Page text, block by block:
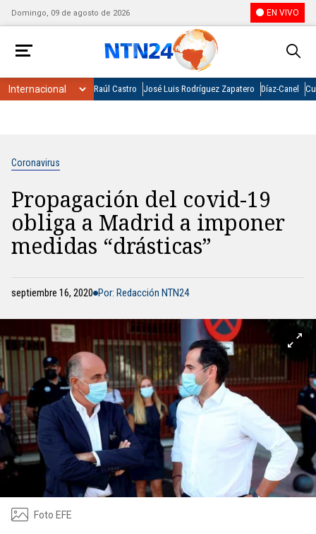
Domingo, 09 de agosto de 2026 EN VIVO
Raúl Castro José Luis Rodríguez Zapatero Díaz-Canel
Coronavirus
Propagación del covid-19
obliga a Madrid a imponer
medidas “drásticas”
septiembre 16, 2020 Por: Redacción NTN24
Foto EFE